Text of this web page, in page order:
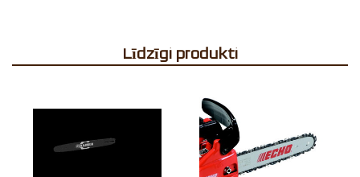
Līdzīgi produkti